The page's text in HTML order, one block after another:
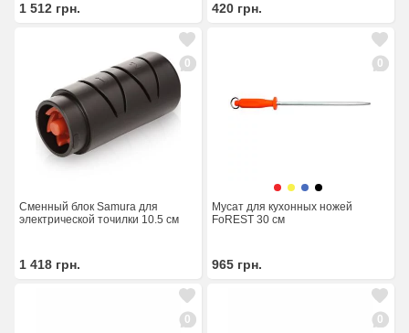
1 512 грн. 420 грн.
0
Сменный блок Samura для
электрической точилки 10.5 см
1 418 грн.
0
Мусат для кухонных ножей
FoREST 30 см
965 грн.
0 0